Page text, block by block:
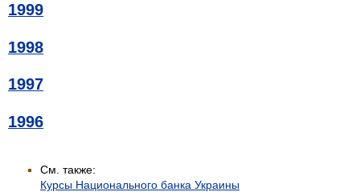
1999
1998
1997
1996
См. также:
Курсы Национального банка Украины